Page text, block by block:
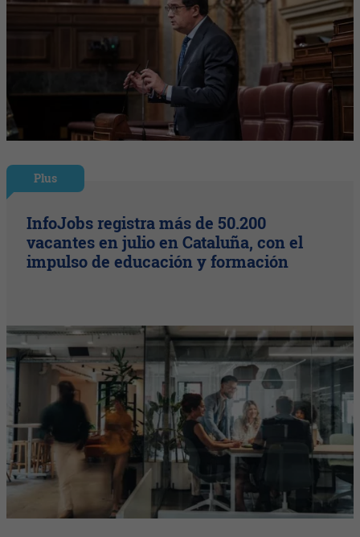
Plus
InfoJobs registra más de 50.200
vacantes en julio en Cataluña, con el
impulso de educación y formación